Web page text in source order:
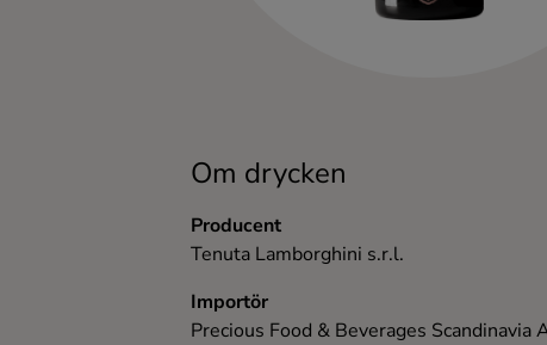
Om drycken
Producent
Tenuta Lamborghini s.r.l.
Importör
Precious Food & Beverages Scandinavia